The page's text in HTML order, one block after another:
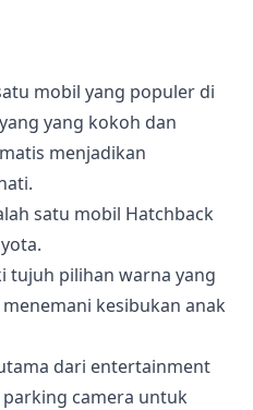
mobil yang populer di
yang kokoh dan
menjadikan
satu mobil Hatchback
tujuh pilihan warna yang
kesibukan anak
dari entertainment
camera untuk